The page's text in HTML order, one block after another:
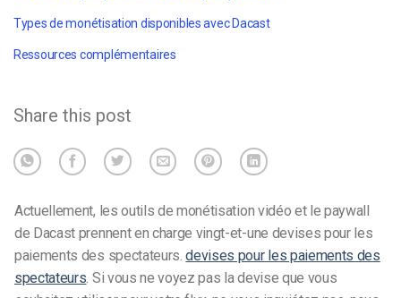
Types de monétisation disponibles avec Dacast
Ressources complémentaires
Share this post
Actuellement, les outils de monétisation vidéo et le paywall
de Dacast prennent en charge vingt-et-une devises pour les
paiements des spectateurs.devises pour les paiements des
spectateurs . Si vous ne voyez pas la devise que vous